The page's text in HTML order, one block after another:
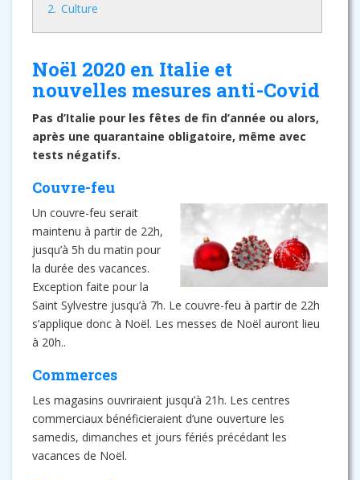
2. Culture
Noël 2020 en Italie et
nouvelles mesures anti-Covid
Pas d’Italie pour les fêtes de fin d’année ou alors,
après une quarantaine obligatoire, même avec
tests négatifs.
Couvre-feu
Un couvre-feu serait
maintenu à partir de 22h,
jusqu’à 5h du matin pour
la durée des vacances.
Exception faite pour la
Saint Sylvestre jusqu’à 7h. Le couvre-feu à partir de 22h
s’applique donc à Noël. Les messes de Noël auront lieu
à 20h..
Commerces
Les magasins ouvriraient jusqu’à 21h. Les centres
commerciaux bénéficieraient d’une ouverture les
samedis, dimanches et jours fériés précédant les
vacances de Noël.